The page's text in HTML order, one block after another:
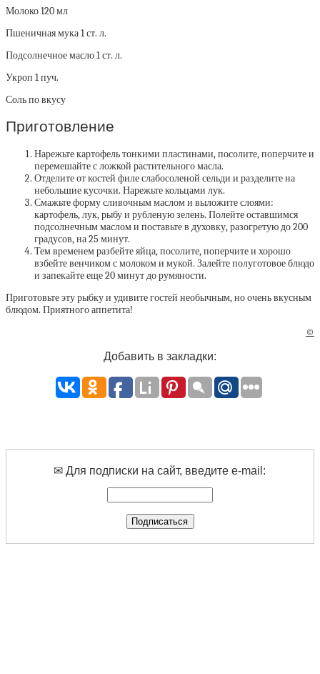
Молоко 120 мл
Пшеничная мука 1 ст. л.
Подсолнечное масло 1 ст. л.
Укроп 1 пуч.
Соль по вкусу
Приготовление
Нарежьте картофель тонкими пластинами, посолите, поперчите и
перемешайте с ложкой растительного масла.
Отделите от костей филе слабосоленой сельди и разделите на
небольшие кусочки. Нарежьте кольцами лук.
Смажьте форму сливочным маслом и выложите слоями:
картофель, лук, рыбу и рубленую зелень. Полейте оставшимся
подсолнечным маслом и поставьте в духовку, разогретую до 200
градусов, на 25 минут.
Тем временем разбейте яйца, посолите, поперчите и хорошо
взбейте венчиком с молоком и мукой. Залейте полуготовое блюдо
и запекайте еще 20 минут до румяности.
Приготовьте эту рыбку и удивите гостей необычным, но очень вкусным
блюдом. Приятного аппетита!
©
Добавить в закладки:
✉ Для подписки на сайт, введите e-mail: